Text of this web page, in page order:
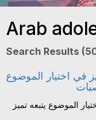
Arab
Search Results
في اختيار الموضوع
الموضوع يتبعه تميز